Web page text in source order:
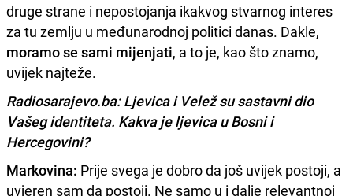
druge strane i nepostojanja ikakvog stvarnog interes
za tu zemlju u međunarodnoj politici danas. Dakle,
moramo se sami mijenjati, a to je, kao što znamo,
uvijek najteže.
Radiosarajevo.ba: Ljevica i Velež su sastavni dio
Vašeg identiteta. Kakva je ljevica u Bosni i
Hercegovini?
Markovina: Prije svega je dobro da još uvijek postoji, a
uvjeren sam da postoji. Ne samo u i dalje relevantnoj